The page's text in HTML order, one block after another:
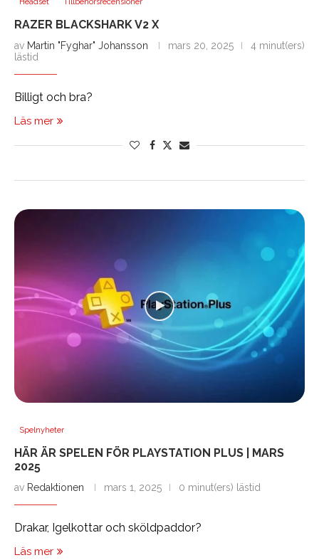
RAZER BLACKSHARK V2 X
av Martin "Fyghar" Johansson mars 20, 2025
4 minut(ers)
lästid
Billigt och bra?
Läs mer
Spelnyheter
HÄR ÄR SPELEN FÖR PLAYSTATION PLUS | MARS
2025
av Redaktionen mars 1, 2025 0 minut(ers) lästid
Drakar, Igelkottar och sköldpaddor?
Läs mer